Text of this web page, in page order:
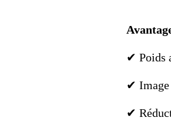
✔ Poids
✔ Image
✔